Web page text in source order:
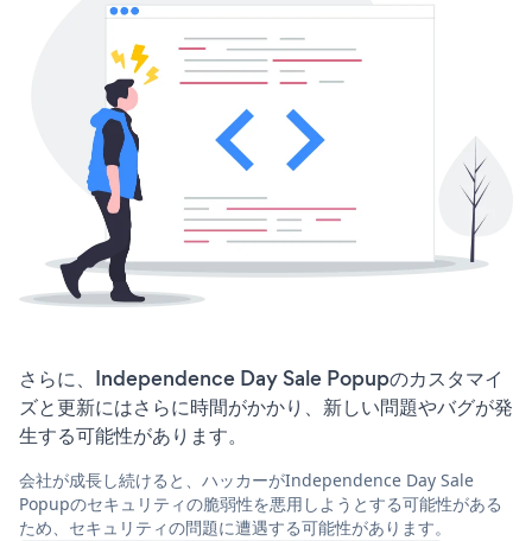
さらに、Independence Day Sale Popupのカスタマイ
ズと更新にはさらに時間がかかり、新しい問題やバグが発
生する可能性があります。
会社が成長し続けると、ハッカーがIndependence Day Sale
Popupのセキュリティの脆弱性を悪用しようとする可能性がある
ため、セキュリティの問題に遭遇する可能性があります。